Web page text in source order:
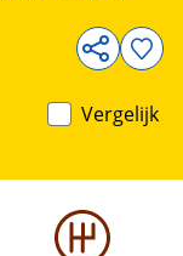
Vergelijk